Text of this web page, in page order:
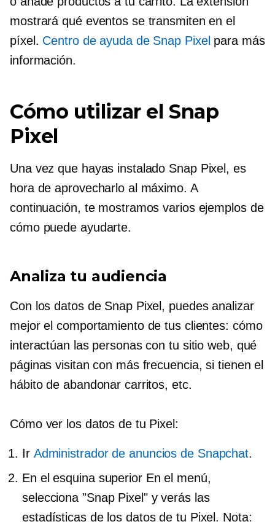
mostrará qué eventos se transmiten en el
píxel. Centro de ayuda de Snap Pixelpara más
información.
Cómo utilizar el Snap
Pixel
Una vez que hayas instalado Snap Pixel, es
hora de aprovecharlo al máximo. A
continuación, te mostramos varios ejemplos de
cómo puede ayudarte.
Analiza tu audiencia
Con los datos de Snap Pixel, puedes analizar
mejor el comportamiento de tus clientes: cómo
interactúan las personas con tu sitio web, qué
páginas visitan con más frecuencia, si tienen el
hábito de abandonar carritos, etc.
Cómo ver los datos de tu Pixel:
Ir Administrador de anuncios de Snapchat.
En elesquina superiorEn el menú,
selecciona "Snap Pixel" y verás las
estadísticas de los datos de tu Pixel. Nota: